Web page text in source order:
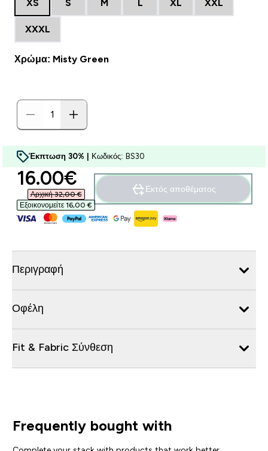
XS S M L XL XXL
XXXL
Χρώμα: Misty Green
Έκπτωση 30% | Κωδικός: BS30
discounted price
16.00€‎
Αρχική 32,00 €‎
Εξοικονομείτε 16,00 €‎
Εκτός αποθέματος
Περιγραφή
Οφέλη
Fit & Fabric Σύνθεση
Frequently bought with